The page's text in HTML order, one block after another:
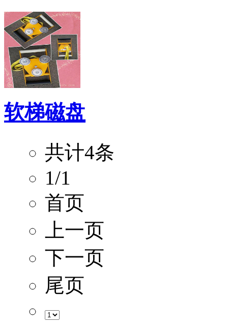
软梯磁盘
共计4条
1/1
首页
上一页
下一页
尾页